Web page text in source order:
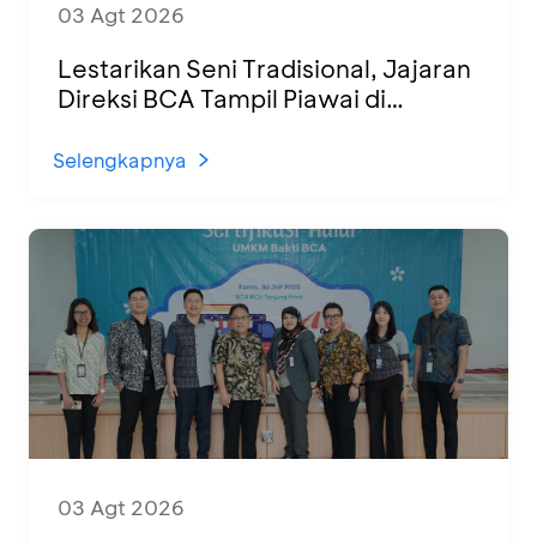
03 Agt 2026
Lestarikan Seni Tradisional, Jajaran
Direksi BCA Tampil Piawai di
Selengkapnya
03 Agt 2026